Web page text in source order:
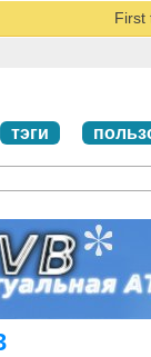
First
тэги